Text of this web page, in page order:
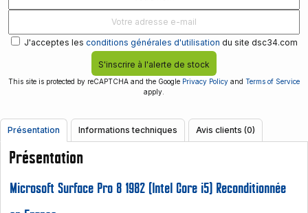
J'acceptes les conditions générales d'utilisation du site dsc34.com
S'inscrire à l'alerte de stock
This site is protected by reCAPTCHA and the Google Privacy Policy and Terms of Service
apply.
Présentation Informations techniques Avis clients (0)
Présentation
Microsoft Surface Pro 8 1982 (Intel Core i5) Reconditionnée